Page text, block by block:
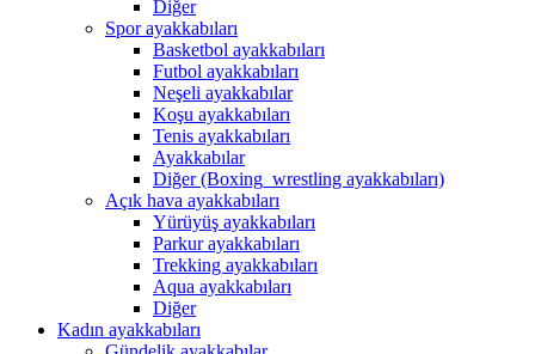
Diğer
Spor ayakkabıları
Basketbol ayakkabıları
Futbol ayakkabıları
Neşeli ayakkabılar
Koşu ayakkabıları
Tenis ayakkabıları
Ayakkabılar
Diğer (Boxing_wrestling ayakkabıları)
Açık hava ayakkabıları
Yürüyüş ayakkabıları
Parkur ayakkabıları
Trekking ayakkabıları
Aqua ayakkabıları
Diğer
Kadın ayakkabıları